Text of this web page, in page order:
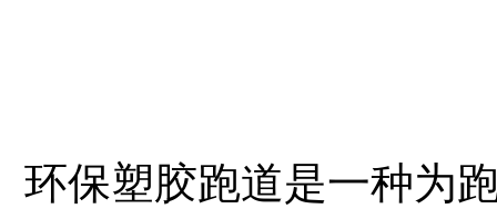
环保塑胶跑道是一种为